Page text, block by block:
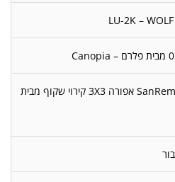
פרגולה אלומיניום סגורה SanRemo אפורה 3X3 קירוי שקוף מבית